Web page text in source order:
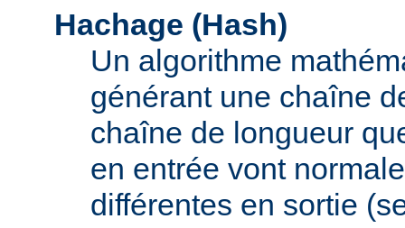
Hachage (Hash)
Un algorithme
générant une chaîne
chaîne de longueur
en entrée vont
différentes en sortie